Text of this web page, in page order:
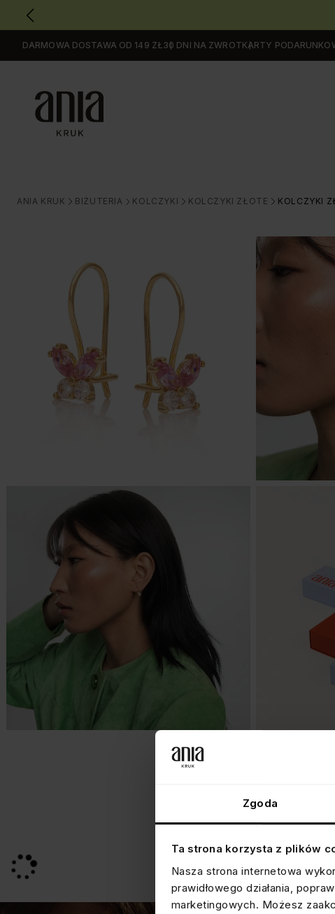
Zgoda
Ta strona korzysta z plików
Nasza strona internetowa
prawidłowego działania,
marketingowych. Możesz
GŁÓWNEJ
ZAWARTOŚCI
MENU
DARMOWA DOSTAWA OD 149 ZŁ30 DNI NA ZWROTKARTY
ANIA KRUK
>
BIŻUTERIA
>
KOLCZYKI
>
KOLCZYKI ZŁOTE
>
KOLCZYKI